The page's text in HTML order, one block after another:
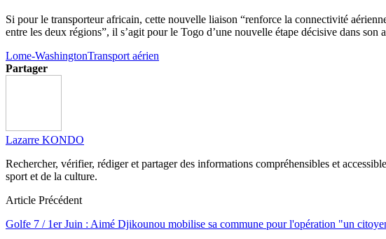
Si pour le transporteur africain, cette nouvelle liaison “renforce la connectivité
entre les deux régions”, il s’agit pour le Togo d’une nouvelle étape décisive dans
Lome-WashingtonTransport aérien
Partager
Lazarre KONDO
Rechercher, vérifier, rédiger et partager des informations compréhensibles et
sport et de la culture.
Article Précédent
Golfe 7 / 1er Juin : Aimé Djikounou mobilise sa commune pour l'opération "un